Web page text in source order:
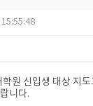
원 신입생 대상 지
니다.